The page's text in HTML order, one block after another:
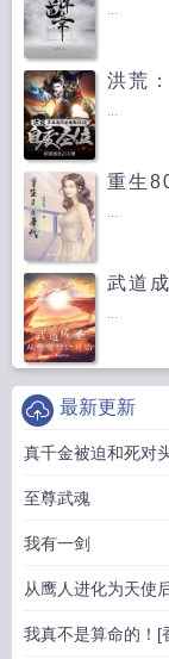
...
洪荒
...
重生
...
武道
...
最新更新
真千金被迫和死对
至尊武魂
我有一剑
从鹰人进化为天使
我真不是算命的！[